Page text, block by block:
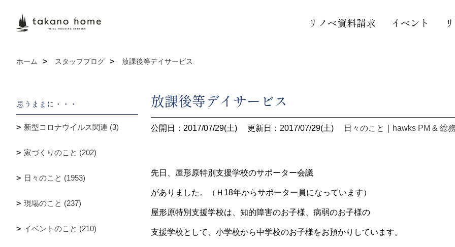
リノベ資料請求 イベント
ホーム スタッフブログ 放課後等デイサービス
放課後等デイサービス
公開日：2017/07/29(土) 更新日：2017/07/29(土) 日々のこと hawks PM & 総
先日、屋形原特別支援学校のサポーター会議
がありました。（Ｈ18年からサポーター員になっています）
屋形原特別支援学校は、知的障害のお子様、病弱のお子様の
支援学校として、小学校から中学校のお子様をお預かりしています。
思うままに・・・
新型コロナウイルス関連 (3)
家づくりのこと (202)
日々のこと (1953)
現場のこと (237)
イベントのこと (210)